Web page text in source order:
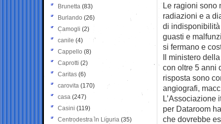
Le ragioni sono
radiazioni e a
di indisponibilità
guasti e
si fermano e
Il ministero
con oltre 5 anni
risposta sono
angiografi,
per Dataroom
che dovrebbe
Brunetta (83)
Burlando (26)
Camogli (2)
canile (4)
Cappello (8)
Caprotti (2)
Caritas (6)
carovita (170)
casa (247)
Casini (119)
Centrodestra in Liguria (35)